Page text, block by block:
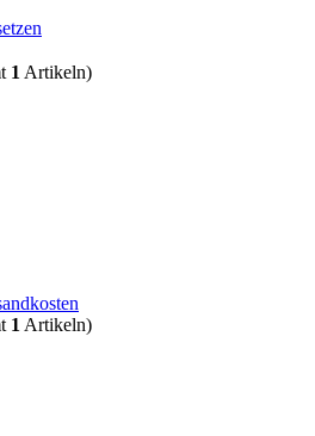
1 Artikeln)
1 Artikeln)